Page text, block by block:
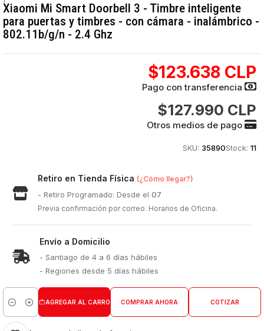
Xiaomi Mi Smart Doorbell 3 - Timbre inteligente
para puertas y timbres - con cámara - inalámbrico -
802.11b/g/n - 2.4 Ghz
$123.638 CLP
Pago con transferencia
$127.990 CLP
Otros medios de pago
SKU: 35890Stock: 11
Retiro en Tienda Física (¿Cómo llegar?)
- Retiro Programado: Desde el07
Previa confirmación por correo. Horarios de Oficina.
Envío a Domicilio
- Santiago de 4 a 6 días hábiles
- Regiones desde 5 días hábiles
Cantidad
AGREGAR AL CARRO COMPRAR AHORA COTIZAR